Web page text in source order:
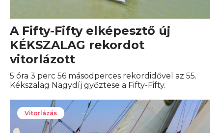
A Fifty-Fifty elképesztő új
KÉKSZALAG rekordot
vitorlázott
5 óra 3 perc 56 másodperces rekordidővel az 55.
Kékszalag Nagydíj győztese a Fifty-Fifty.
Vitorlázás